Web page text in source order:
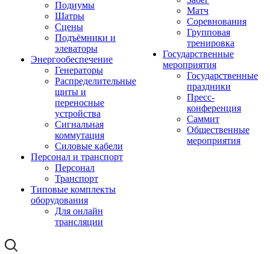
Подиумы
Шатры
Сцены
Подъёмники и
элеваторы
Энергообеспечение
Генераторы
Распределительные
щиты и
переносные
устройства
Сигнальная
коммутация
Силовые кабели
Персонал и транспорт
Персонал
Транспорт
Типовые комплекты
оборудования
Для онлайн
трансляции
Матч
Соревнования
Групповая
тренировка
Государственные
мероприятия
Государственные
праздники
Пресс-
конференция
Саммит
Общественные
мероприятия